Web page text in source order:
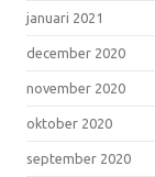
januari 2021
december 2020
november 2020
oktober 2020
september 2020